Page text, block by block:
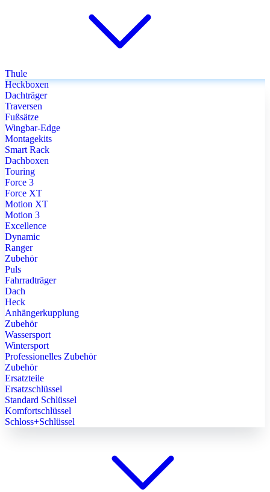
Thule
Heckboxen
Dachträger
Traversen
Fußsätze
Wingbar-Edge
Montagekits
Smart Rack
Dachboxen
Touring
Force 3
Force XT
Motion XT
Motion 3
Excellence
Dynamic
Ranger
Zubehör
Puls
Fahrradträger
Dach
Heck
Anhängerkupplung
Zubehör
Wassersport
Wintersport
Professionelles Zubehör
Zubehör
Ersatzteile
Ersatzschlüssel
Standard Schlüssel
Komfortschlüssel
Schloss+Schlüssel